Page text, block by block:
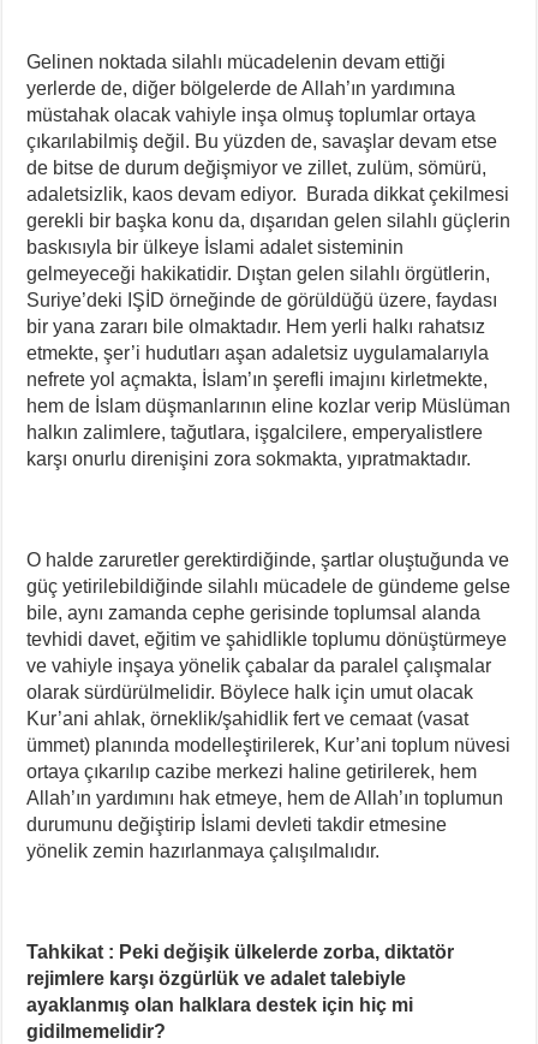
Gelinen noktada silahlı mücadelenin devam ettiği
yerlerde de, diğer bölgelerde de Allah’ın yardımına
müstahak olacak vahiyle inşa olmuş toplumlar ortaya
çıkarılabilmiş değil. Bu yüzden de, savaşlar devam etse
de bitse de durum değişmiyor ve zillet, zulüm, sömürü,
adaletsizlik, kaos devam ediyor. Burada dikkat çekilmesi
gerekli bir başka konu da, dışarıdan gelen silahlı güçlerin
baskısıyla bir ülkeye İslami adalet sisteminin
gelmeyeceği hakikatidir. Dıştan gelen silahlı örgütlerin,
Suriye’deki IŞİD örneğinde de görüldüğü üzere, faydası
bir yana zararı bile olmaktadır. Hem yerli halkı rahatsız
etmekte, şer’i hudutları aşan adaletsiz uygulamalarıyla
nefrete yol açmakta, İslam’ın şerefli imajını kirletmekte,
hem de İslam düşmanlarının eline kozlar verip Müslüman
halkın zalimlere, tağutlara, işgalcilere, emperyalistlere
karşı onurlu direnişini zora sokmakta, yıpratmaktadır.
O halde zaruretler gerektirdiğinde, şartlar oluştuğunda ve
güç yetirilebildiğinde silahlı mücadele de gündeme gelse
bile, aynı zamanda cephe gerisinde toplumsal alanda
tevhidi davet, eğitim ve şahidlikle toplumu dönüştürmeye
ve vahiyle inşaya yönelik çabalar da paralel çalışmalar
olarak sürdürülmelidir. Böylece halk için umut olacak
Kur’ani ahlak, örneklik/şahidlik fert ve cemaat (vasat
ümmet) planında modelleştirilerek, Kur’ani toplum nüvesi
ortaya çıkarılıp cazibe merkezi haline getirilerek, hem
Allah’ın yardımını hak etmeye, hem de Allah’ın toplumun
durumunu değiştirip İslami devleti takdir etmesine
yönelik zemin hazırlanmaya çalışılmalıdır.
Tahkikat : Peki değişik ülkelerde zorba, diktatör
rejimlere karşı özgürlük ve adalet talebiyle
ayaklanmış olan halklara destek için hiç mi
gidilmemelidir?